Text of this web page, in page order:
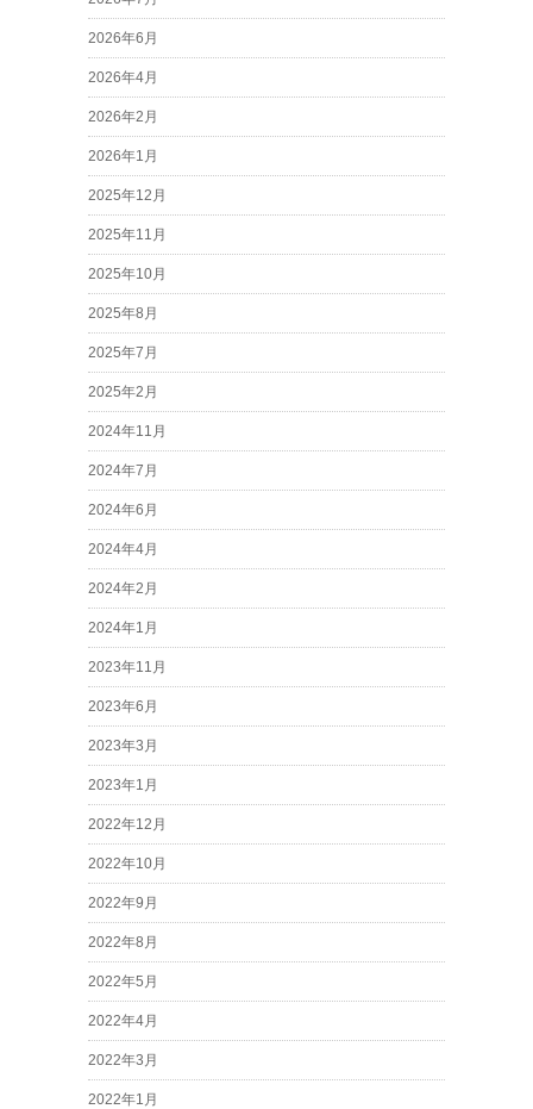
2026年6月
2026年4月
2026年2月
2026年1月
2025年12月
2025年11月
2025年10月
2025年8月
2025年7月
2025年2月
2024年11月
2024年7月
2024年6月
2024年4月
2024年2月
2024年1月
2023年11月
2023年6月
2023年3月
2023年1月
2022年12月
2022年10月
2022年9月
2022年8月
2022年5月
2022年4月
2022年3月
2022年1月